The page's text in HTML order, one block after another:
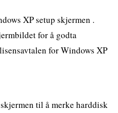
XP setup skjermen .
for å godta
for Windows XP
til å merke harddisk